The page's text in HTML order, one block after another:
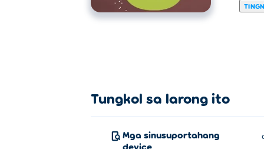
Dito maaari kang maglaro ng Sugar,
Tungkol sa larong ito
Mga sinusuportahang
device